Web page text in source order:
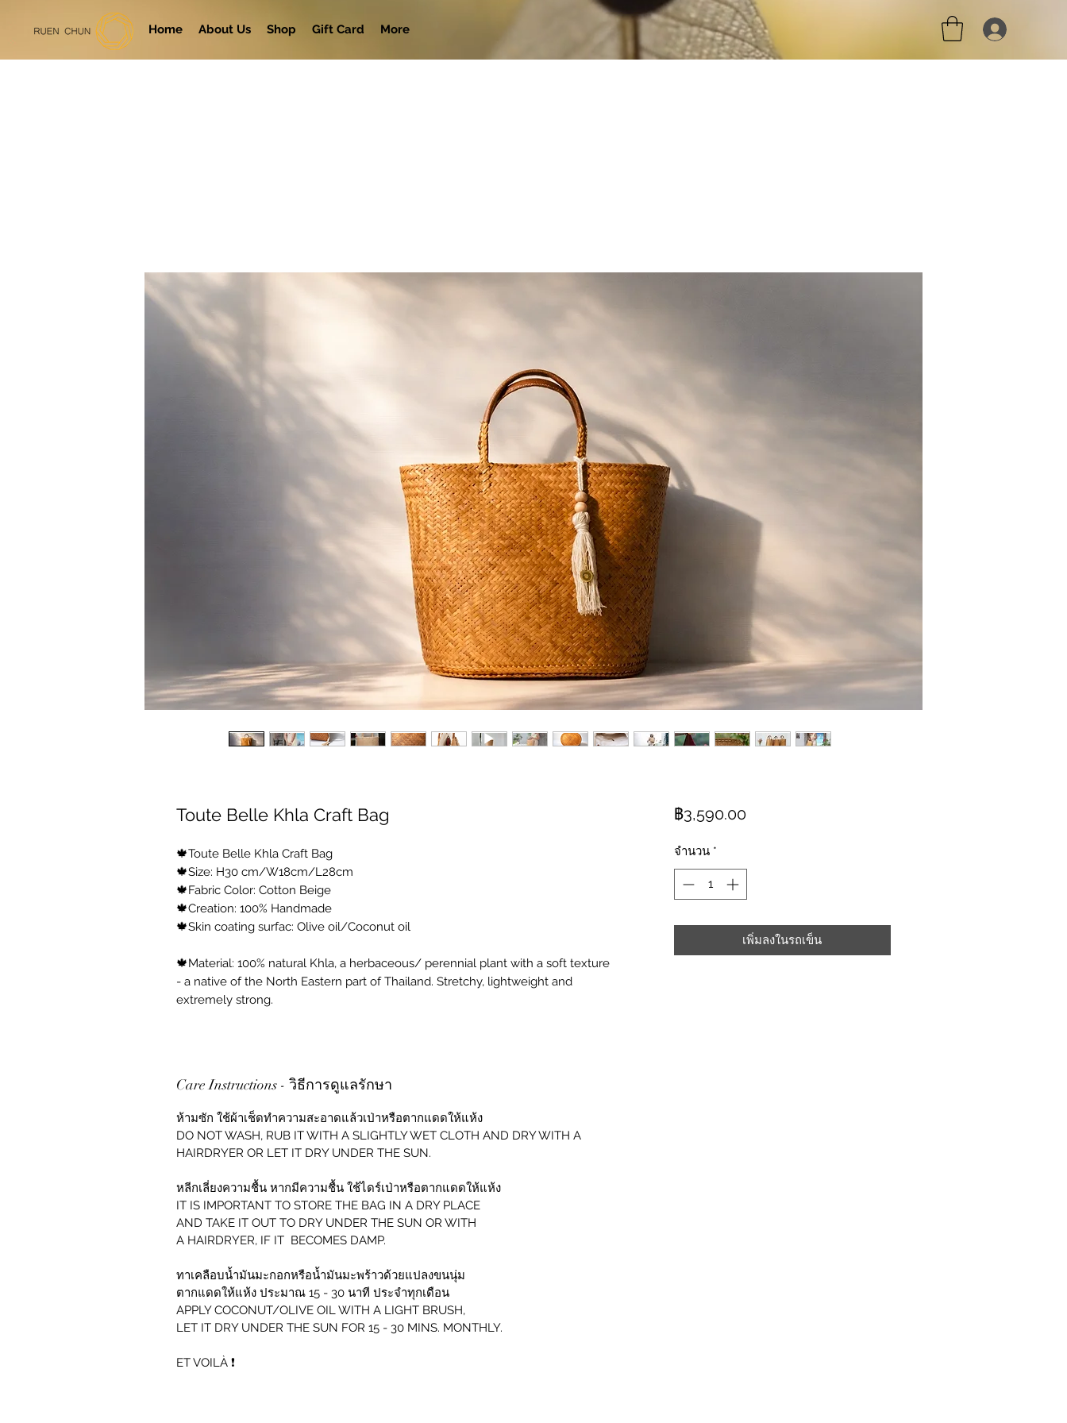
Home About Us Shop Gift Card More
Toute Belle Khla Craft Bag
🍁Toute Belle Khla Craft Bag
🍁Size: H30 cm/W18cm/L28cm
🍁Fabric Color: Cotton Beige
🍁Creation: 100% Handmade
🍁Skin coating surfac: Olive oil/Coconut oil
🍁Material: 100% natural Khla, a herbaceous/ perennial plant with a soft texture
- a native of the North Eastern part of Thailand. Stretchy, lightweight and
extremely strong.
Care Instructions - วิธีการดูแลรักษา
ห้ามซัก ใช้ผ้าเช็ดทำความสะอาดแล้วเป่าหรือตากแดดให้แห้ง
DO NOT WASH, RUB IT WITH A SLIGHTLY WET CLOTH AND DRY WITH A
HAIRDRYER OR LET IT DRY UNDER THE SUN.
หลีกเลี่ยงความชื้น หากมีความชื้น ใช้ไดร์เป่าหรือตากแดดให้แห้ง
IT IS IMPORTANT TO STORE THE BAG IN A DRY PLACE
AND TAKE IT OUT TO DRY UNDER THE SUN OR WITH
A HAIRDRYER, IF IT BECOMES DAMP.
ทาเคลือบน้ำมันมะกอกหรือน้ำมันมะพร้าวด้วยแปลงขนนุ่ม
ตากแดดให้แห้ง ประมาณ 15 - 30 นาที ประจำทุกเดือน
APPLY COCONUT/OLIVE OIL WITH A LIGHT BRUSH,
LET IT DRY UNDER THE SUN FOR 15 - 30 MINS. MONTHLY.
ET VOILÀ ❗️
฿3,590.00ราคา
จำนวน *
เพิ่มลงในรถเข็น